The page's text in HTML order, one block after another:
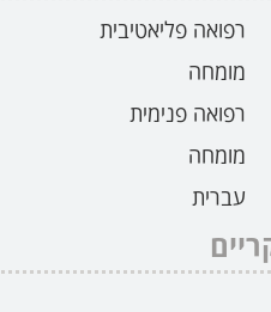
רפואה פליאטיבית
מומחה
רפואה פנימית
מומחה
עברית